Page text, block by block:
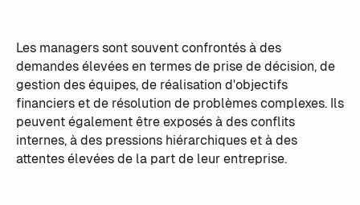
Les managers sont souvent confrontés à des
demandes élevées en termes de prise de décision, de
gestion des équipes, de réalisation d'objectifs
financiers et de résolution de problèmes complexes. Ils
peuvent également être exposés à des conflits
internes, à des pressions hiérarchiques et à des
attentes élevées de la part de leur entreprise.